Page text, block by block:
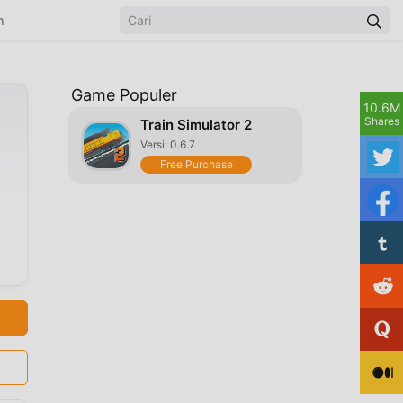
Game Populer
Train Simulator 2
Versi: 0.6.7
Free Purchase
10.6M
Shares